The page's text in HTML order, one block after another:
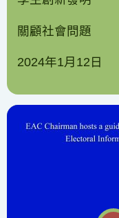
關顧社會問題
2024年1月12日